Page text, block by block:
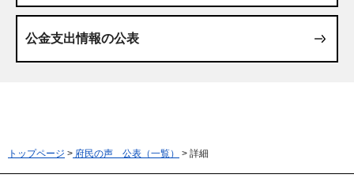
公金支出情報の公表
トップページ > 府民の声 公表（一覧） > 詳細